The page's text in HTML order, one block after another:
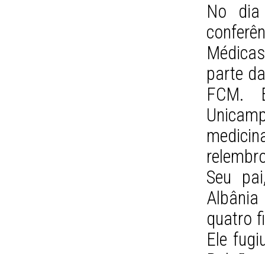
No
parte
FCM.
Seu
quatro
Ele